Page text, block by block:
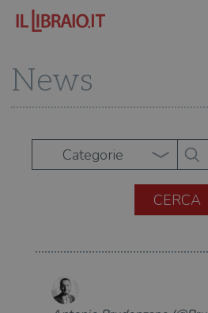
News
Categorie